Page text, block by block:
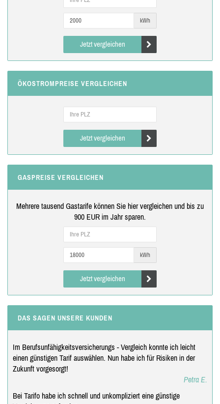
kWh
Jetzt vergleichen
ÖKOSTROMPREISE VERGLEICHEN
Jetzt vergleichen
GASPREISE VERGLEICHEN
Mehrere tausend Gastarife können Sie hier vergleichen und bis zu
900 EUR im Jahr sparen.
kWh
Jetzt vergleichen
DAS SAGEN UNSERE KUNDEN
Im Berufsunfähigkeitsversicherungs - Vergleich konnte ich leicht
einen günstigen Tarif auswählen. Nun habe ich für Risiken in der
Zukunft vorgesorgt!
Petra E.
Bei Tarifo habe ich schnell und unkompliziert eine günstige